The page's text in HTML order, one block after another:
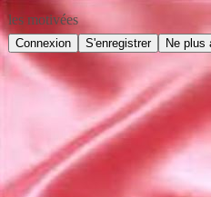
les motivées